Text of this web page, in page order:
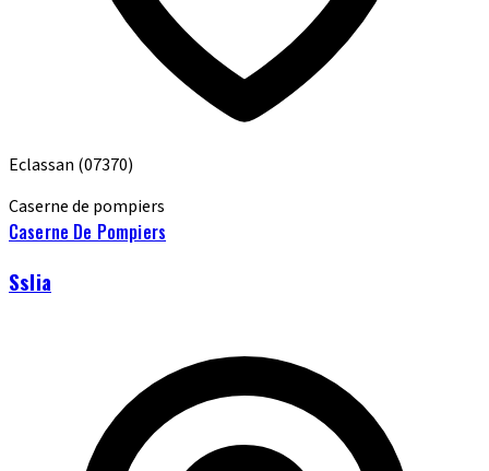
Eclassan (07370)
Caserne de pompiers
Caserne De Pompiers
Sslia